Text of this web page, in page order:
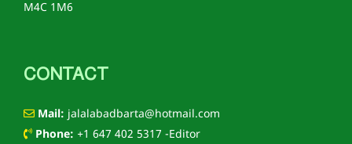
M4C 1M6
CONTACT
Mail: jalalabadbarta@hotmail.com
Phone: +1 647 402 5317 -Editor